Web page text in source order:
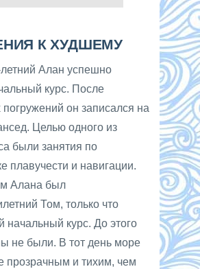
К ХУДШЕМУ
Алан успешно
курс. После
погружений он записался на
Целью одного из
были занятия по
плавучести и навигации.
Алана был
Том, только что
курс. До этого
не были. В тот день море
прозрачным и тихим, чем